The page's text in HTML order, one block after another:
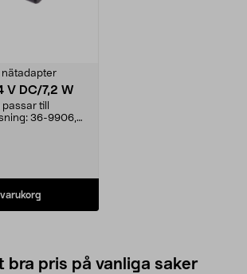
V DC/7,2 W
till
36-9906,
bra pris på vanliga saker